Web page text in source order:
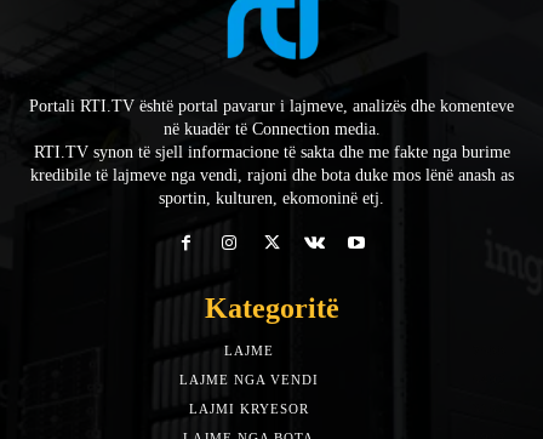
Portali RTI.TV është portal pavarur i lajmeve, analizës dhe komenteve
në kuadër të Connection media.
RTI.TV synon të sjell informacione të sakta dhe me fakte nga burime
kredibile të lajmeve nga vendi, rajoni dhe bota duke mos lënë anash as
sportin, kulturen, ekomoninë etj.
Kategoritë
LAJME
LAJME NGA VENDI
LAJMI KRYESOR